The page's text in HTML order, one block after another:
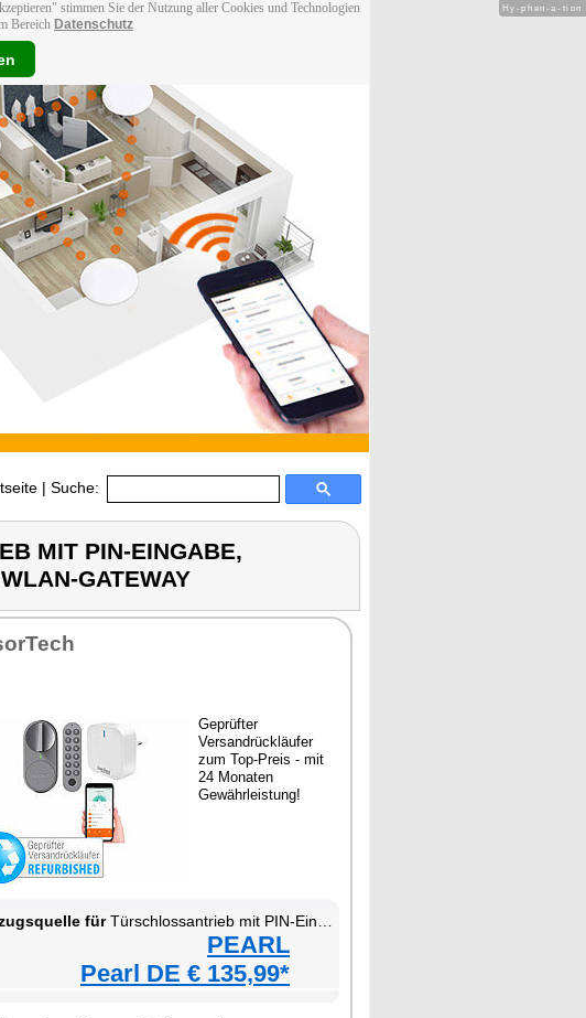
stimmen Sie der Nutzung aller Cookies und Technologien
Bereich Datenschutz
| Suche:
MIT PIN-EINGABE,
GATEWAY
Geprüfter
Versandrückläufer
zum Top-Preis - mit
24 Monaten
Gewährleistung!
fürTürschlossantrieb mit PIN-Eingabe, Fingerabdruck-Sensor, App und WLAN-Gateway
PEARL
Pearl DE € 135,99*
Hy-phen-a-tion